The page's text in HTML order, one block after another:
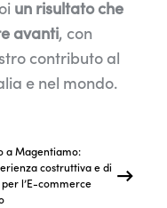
un risultato che
avanti, con
contributo al
e nel mondo.
a Magentiamo:
costruttiva e di
l’E-commerce